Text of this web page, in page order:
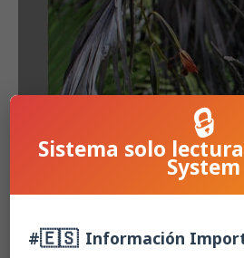
🔒
Sistema solo
System
#🇪🇸 Información